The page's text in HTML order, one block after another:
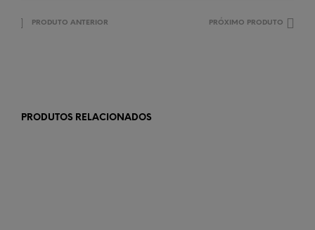
PRODUTO ANTERIOR PRÓXIMO PRODUTO
PRODUTOS RELACIONADOS